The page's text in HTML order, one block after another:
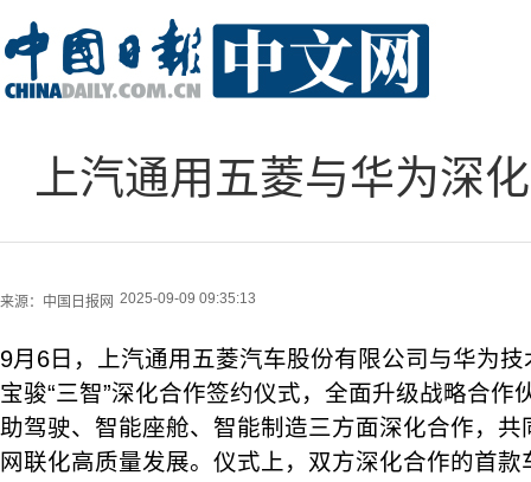
上汽通用五菱与华为深
来源： 中国日报网 2025-09-09 09:35:13
9月6日，上汽通用五菱汽车股份有限公司与华为
宝骏“三智”深化合作签约仪式，全面升级战略合作
助驾驶、智能座舱、智能制造三方面深化合作，
网联化高质量发展。仪式上，双方深化合作的首